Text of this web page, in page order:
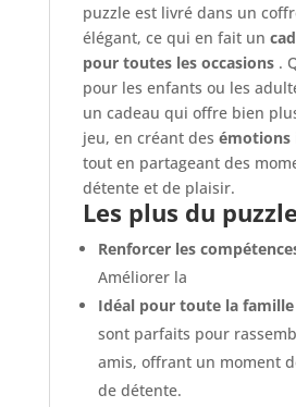
puzzle est livré dans un
élégant, ce qui en fait un
pour toutes les occasions.
pour les enfants ou les
un cadeau qui offre bien
jeu, en créant des émotions
tout en partageant des
détente et de plaisir.
Les plus du puzzle
Renforcer les
Améliorer la
Idéal pour toute la famille
sont parfaits pour
amis, offrant un moment
de détente.